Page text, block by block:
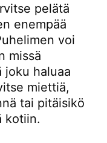
pelätä
enempää
voi
missä
joku haluaa
miettiä,
tai pitäisikö
kotiin.